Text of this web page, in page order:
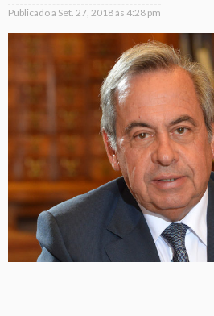
Publicado a Set. 27, 2018 às 4:28 pm